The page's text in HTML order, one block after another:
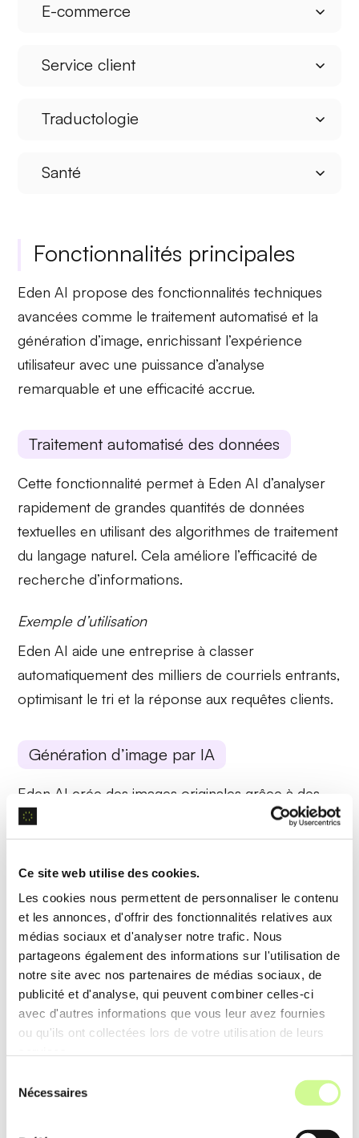
Ce site web utilise des cookies.
Les cookies nous permettent de personnaliser le contenu
et les annonces, d'offrir des fonctionnalités relatives aux
médias sociaux et d'analyser notre trafic. Nous
partageons également des informations sur l'utilisation de
notre site avec nos partenaires de médias sociaux, de
publicité et d'analyse, qui peuvent combiner celles-ci
avec d'autres informations que vous leur avez fournies
ou qu'ils ont collectées lors de votre utilisation de leurs
Nécessaires
E-commerce
Service client
Traductologie
Santé
Fonctionnalités principales
Eden AI propose des fonctionnalités techniques
avancées comme letraitement automatisé et la
génération d’image, enrichissant l’expérience
utilisateur avec une puissance d’analyse
remarquable et une efficacité accrue.
Traitement automatisé des données
Cette fonctionnalité permet à Eden AI d’analyser
rapidement de grandes quantités de données
textuelles en utilisant desalgorithmes de traitement
du langage naturel. Cela améliore l’efficacité de
recherche d’informations.
Exemple d’utilisation
Eden AI aide une entreprise à classer
automatiquement des milliers de courriels entrants,
optimisant le tri et la réponse aux requêtes clients.
Génération d’image par IA
Eden AI crée des images originales grâce à des
réseaux adversatifs génératifs (GANs)
, utiles pour le
marketing et la création de contenu visuel. Les
images générées sont de haute qualité et
personnalisées.
Exemple d’utilisation
Une agence de publicité utilise Eden AI pour créer
des visuels uniques pour ses campagnes
numériques, augmentant l’engagement des
utilisateurs.
Analyse avancée des données